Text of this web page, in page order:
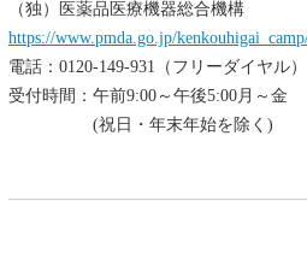
（独）医薬品医療機器総合機構
https://www.pmda.go.jp/
電話：0120-149-931（フリーダイヤル）
受付時間：午前9:00～午後5:00月～金
(祝日・年末年始を除く)